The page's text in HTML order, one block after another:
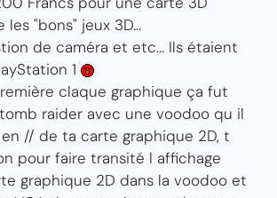
"bons" jeux 3D...
de caméra et etc... Ils étaient
1
claque graphique ça fut
tomb raider avec une voodoo qu il
// de ta carte graphique 2D, t
pour faire transité l affichage
graphique 2D dans la voodoo et